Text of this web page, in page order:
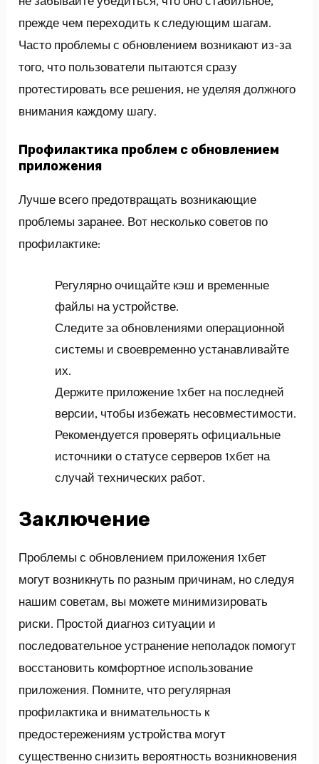
прежде чем переходить к следующим шагам.
Часто проблемы с обновлением возникают из-за
того, что пользователи пытаются сразу
протестировать все решения, не уделяя должного
внимания каждому шагу.
Профилактика проблем с обновлением
приложения
Лучше всего предотвращать возникающие
проблемы заранее. Вот несколько советов по
профилактике:
Регулярно очищайте кэш и временные
файлы на устройстве.
Следите за обновлениями операционной
системы и своевременно устанавливайте
их.
Держите приложение 1хбет на последней
версии, чтобы избежать несовместимости.
Рекомендуется проверять официальные
источники о статусе серверов 1хбет на
случай технических работ.
Заключение
Проблемы с обновлением приложения 1хбет
могут возникнуть по разным причинам, но следуя
нашим советам, вы можете минимизировать
риски. Простой диагноз ситуации и
последовательное устранение неполадок помогут
восстановить комфортное использование
приложения. Помните, что регулярная
профилактика и внимательность к
предостережениям устройства могут
существенно снизить вероятность возникновения